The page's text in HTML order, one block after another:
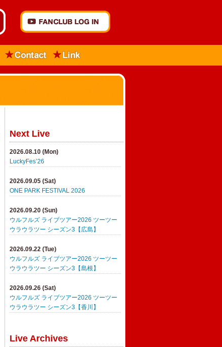
Next Live
2026.08.10 (Mon)
LuckyFes’26
2026.09.05 (Sat)
ONE PARK FESTIVAL 2026
2026.09.20 (Sun)
ウルフルズ ライブツアー2026 ツーツー
ウラウラツー シーズン3【広島】
2026.09.22 (Tue)
ウルフルズ ライブツアー2026 ツーツー
ウラウラツー シーズン3【島根】
2026.09.26 (Sat)
ウルフルズ ライブツアー2026 ツーツー
ウラウラツー シーズン3【香川】
Live Archives